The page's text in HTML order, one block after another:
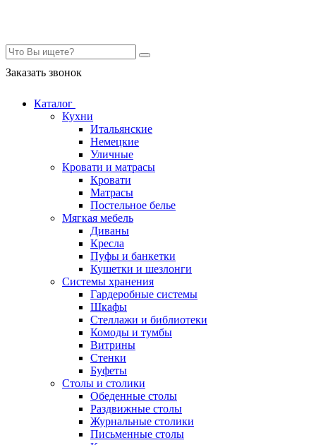
Заказать звонок
Каталог
Кухни
Итальянские
Немецкие
Уличные
Кровати и матрасы
Кровати
Матрасы
Постельное белье
Мягкая мебель
Диваны
Кресла
Пуфы и банкетки
Кушетки и шезлонги
Системы хранения
Гардеробные системы
Шкафы
Стеллажи и библиотеки
Комоды и тумбы
Витрины
Стенки
Буфеты
Столы и столики
Обеденные столы
Раздвижные столы
Журнальные столики
Письменные столы